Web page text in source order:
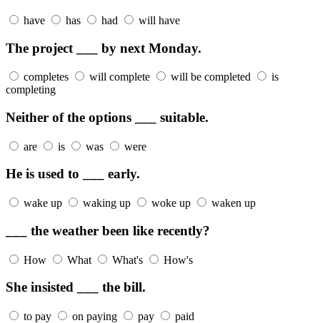
have has had will have
The project ___ by next Monday.
completes will complete will be completed
is
completing
Neither of the options ___ suitable.
are is was were
He is used to ___ early.
wake up waking up woke up waken up
___ the weather been like recently?
How What What's How's
She insisted ___ the bill.
to pay on paying pay paid